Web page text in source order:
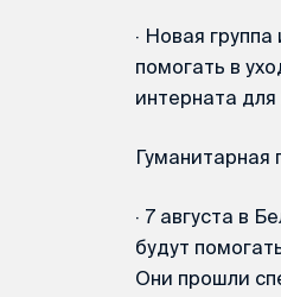
· Новая группа
помогать в
интерната
Гуманитарная
· 7 августа в
будут
Они прошли